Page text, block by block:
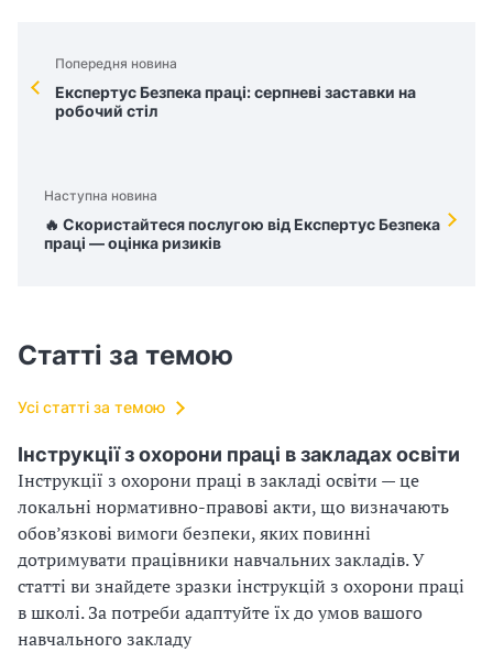
Попередня новина
Експертус Безпека праці: серпневі заставки на
робочий стіл
Наступна новина
🔥 Скористайтеся послугою від Експертус Безпека
праці — оцінка ризиків
Статті за темою
Усі статті за темою
Інструкції з охорони праці в закладах освіти
Інструкції з охорони праці в закладі освіти — це
локальні нормативно-правові акти, що визначають
обов’язкові вимоги безпеки, яких повинні
дотримувати працівники навчальних закладів. У
статті ви знайдете зразки інструкцій з охорони праці
в школі. За потреби адаптуйте їх до умов вашого
навчального закладу